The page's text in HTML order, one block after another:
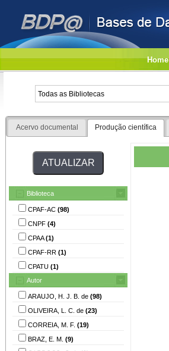
Home
Acervo documental Produção científica
Biblioteca
CPAF-AC (98)
CNPF (4)
CPAA(1)
CPAF-RR (1)
CPATU (1)
Autor
ARAUJO, H. J. B. de (98)
OLIVEIRA, L. C. de (23)
CORREIA, M. F. (19)
BRAZ, E. M. (9)